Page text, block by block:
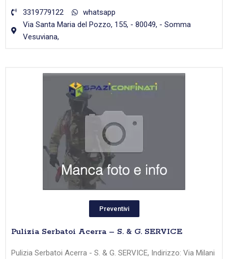
3319779122
whatsapp
Via Santa Maria del Pozzo, 155, - 80049, - Somma
Vesuviana,
Preventivi
Pulizia Serbatoi Acerra – S. & G. SERVICE
Pulizia Serbatoi Acerra - S. & G. SERVICE, Indirizzo: Via Milani